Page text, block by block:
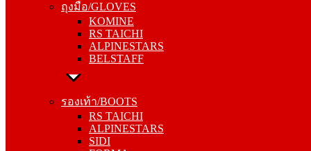
ถุงมือ/GLOVES
KOMINE
RS TAICHI
ALPINESTARS
BELSTAFF
รองเท้า/BOOTS
RS TAICHI
ALPINESTARS
SIDI
RS TAICHI
ALPINESTARS
BELSTAFF
รองเท้า/BOOTS
ALPINESTARS
SIDI
FORMA
GAERNE